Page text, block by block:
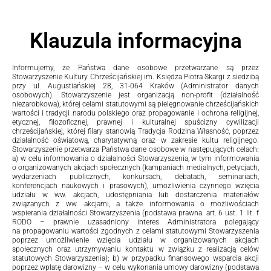
Klauzula informacyjna​
Informujemy, że Państwa dane osobowe przetwarzane są przez
Stowarzyszenie Kultury Chrześcijańskiej im. Księdza Piotra Skargi z siedzibą
przy ul. Augustiańskiej 28, 31-064 Kraków (Administrator danych
osobowych). Stowarzyszenie jest organizacją non-profit (działalność
niezarobkowa), której celami statutowymi są pielęgnowanie chrześcijańskich
wartości i tradycji narodu polskiego oraz propagowanie i ochrona religijnej,
etycznej, filozoficznej, prawnej i kulturalnej spuścizny cywilizacji
chrześcijańskiej, której filary stanowią Tradycja Rodzina Własność, poprzez
działalność oświatową, charytatywną oraz w zakresie kultu religijnego.
Stowarzyszenie przetwarza Państwa dane osobowe w następujących celach:
a) w celu informowania o działalności Stowarzyszenia, w tym informowania
o organizowanych akcjach społecznych (kampaniach medialnych, petycjach,
wydarzeniach publicznych, konkursach, debatach, seminariach,
konferencjach naukowych i prasowych), umożliwienia czynnego wzięcia
udziału w ww. akcjach, udostępniania lub dostarczenia materiałów
związanych z ww. akcjami, a także informowania o możliwościach
wspierania działalności Stowarzyszenia (podstawa prawna: art. 6 ust. 1 lit. f
RODO – prawnie uzasadniony interes Administratora polegający
na propagowaniu wartości zgodnych z celami statutowymi Stowarzyszenia
poprzez umożliwienie wzięcia udziału w organizowanych akcjach
społecznych oraz utrzymywaniu kontaktu w związku z realizacją celów
statutowych Stowarzyszenia); b) w przypadku finansowego wsparcia akcji
poprzez wpłatę darowizny – w celu wykonania umowy darowizny (podstawa